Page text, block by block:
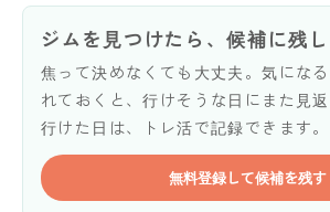
ジムを見つけたら、候補に残し
焦って決めなくても大丈夫。気にな
れておくと、行けそうな日にまた見
行けた日は、トレ活で記録できます。
無料登録して候補を残す